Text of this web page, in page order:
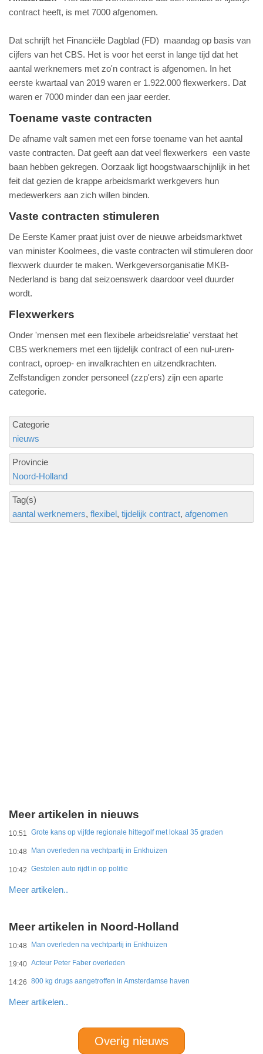
contract heeft, is met 7000 afgenomen.
Dat schrijft het Financiële Dagblad (FD) maandag op basis van
cijfers van het CBS. Het is voor het eerst in lange tijd dat het
aantal werknemers met zo'n contract is afgenomen. In het
eerste kwartaal van 2019 waren er 1.922.000 flexwerkers. Dat
waren er 7000 minder dan een jaar eerder.
Toename vaste contracten
De afname valt samen met een forse toename van het aantal
vaste contracten. Dat geeft aan dat veel flexwerkers een vaste
baan hebben gekregen. Oorzaak ligt hoogstwaarschijnlijk in het
feit dat gezien de krappe arbeidsmarkt werkgevers hun
medewerkers aan zich willen binden.
Vaste contracten stimuleren
De Eerste Kamer praat juist over de nieuwe arbeidsmarktwet
van minister Koolmees, die vaste contracten wil stimuleren door
flexwerk duurder te maken. Werkgeversorganisatie MKB-
Nederland is bang dat seizoenswerk daardoor veel duurder
wordt.
Flexwerkers
Onder 'mensen met een flexibele arbeidsrelatie' verstaat het
CBS werknemers met een tijdelijk contract of een nul-uren-
contract, oproep- en invalkrachten en uitzendkrachten.
Zelfstandigen zonder personeel (zzp'ers) zijn een aparte
categorie.
Categorie
nieuws
Provincie
Noord-Holland
Tag(s)
aantal werknemers flexibel tijdelijk contract afgenomen
Meer artikelen in nieuws
10:51 Grote kans op vijfde regionale hittegolf met lokaal 35 graden
10:48 Man overleden na vechtpartij in Enkhuizen
10:42 Gestolen auto rijdt in op politie
Meer artikelen..
Meer artikelen in Noord-Holland
10:48 Man overleden na vechtpartij in Enkhuizen
19:40 Acteur Peter Faber overleden
14:26 800 kg drugs aangetroffen in Amsterdamse haven
Meer artikelen..
Overig nieuws